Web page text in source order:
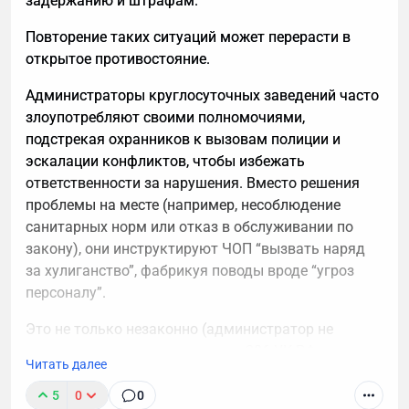
Повторение таких ситуаций может перерасти в
открытое противостояние.
Администраторы круглосуточных заведений часто
злоупотребляют своими полномочиями,
подстрекая охранников к вызовам полиции и
эскалации конфликтов, чтобы избежать
ответственности за нарушения. Вместо решения
проблемы на месте (например, несоблюдение
санитарных норм или отказ в обслуживании по
закону), они инструктируют ЧОП “вызвать наряд
за хулиганство”, фабрикуя поводы вроде “угроз
персоналу”.
Это не только незаконно (администратор не
превышение полномочий), но и приводит к
штрафам для заведения по КоАП РФ (до 30 000
Читать далее
5 0 0